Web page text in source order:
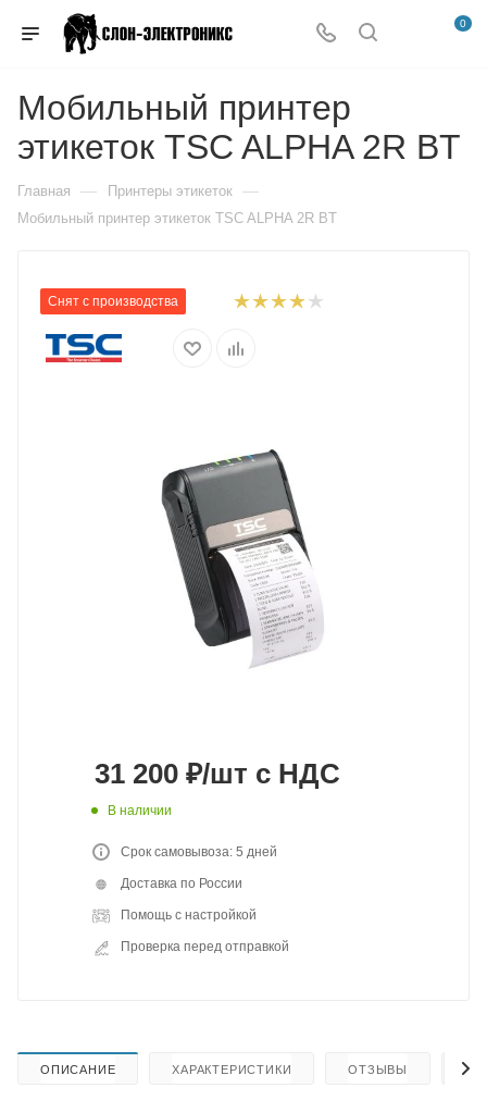
0
Мобильный принтер
этикеток TSC ALPHA 2R BT
Главная — Принтеры этикеток —
Мобильный принтер этикеток TSC ALPHA 2R BT
Снят с производства
31 200 ₽/шт с НДС
В наличии
Срок самовывоза: 5 дней
Доставка по России
Помощь с настройкой
Проверка перед отправкой
ОПИСАНИЕ ХАРАКТЕРИСТИКИ ОТЗЫВЫ